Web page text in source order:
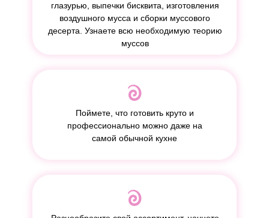
глазурью, выпечки бисквита, изготовления
воздушного мусса и сборки муссового
десерта. Узнаете всю необходимую теорию
муссов
Поймете, что готовить круто и
профессионально можно даже на
самой обычной кухне